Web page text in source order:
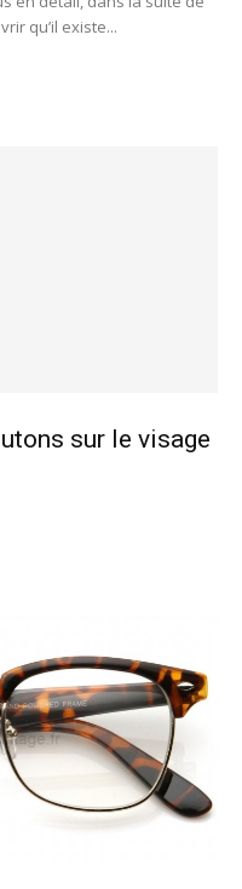
qu’il existe...
sur le visage